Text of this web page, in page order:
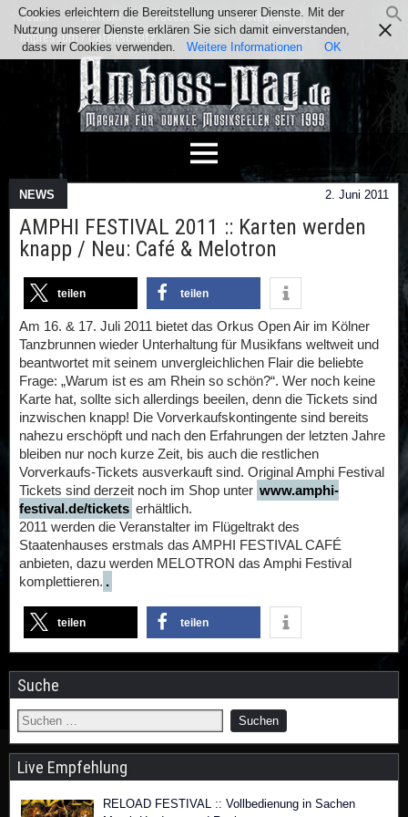
Team Kontakt Facebook
Instagram
Impressum / Datenschutz
NEWS 2. Juni 2011
AMPHI FESTIVAL 2011 :: Karten werden
knapp / Neu: Café & Melotron
teilen teilen
Am 16. & 17. Juli 2011 bietet das Orkus Open Air im Kölner
Tanzbrunnen wieder Unterhaltung für Musikfans weltweit und
beantwortet mit seinem unvergleichlichen Flair die beliebte
Frage: „Warum ist es am Rhein so schön?“. Wer noch keine
Karte hat, sollte sich allerdings beeilen, denn die Tickets sind
inzwischen knapp! Die Vorverkaufskontingente sind bereits
nahezu erschöpft und nach den Erfahrungen der letzten Jahre
bleiben nur noch kurze Zeit, bis auch die restlichen
Vorverkaufs-Tickets ausverkauft sind. Original Amphi Festival
Tickets sind derzeit noch im Shop unter www.amphi-
festival.de/tickets erhältlich.
2011 werden die Veranstalter im Flügeltrakt des
Staatenhauses erstmals das AMPHI FESTIVAL CAFÉ
anbieten, dazu werden MELOTRON das Amphi Festival
komplettieren. .
teilen teilen
Suche
Live Empfehlung
RELOAD FESTIVAL :: Vollbedienung in Sachen
Cookies erleichtern die Bereitstellung unserer Dienste. Mit der
Nutzung unserer Dienste erklären Sie sich damit einverstanden,
dass wir Cookies verwenden.
Weitere Informationen OK